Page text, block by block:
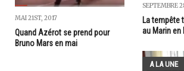
MAI 21ST, 2017
Quand Azérot se prend pour
Bruno Mars en mai
SEPTEMBRE
La tempête
au Marin en
A LA UNE